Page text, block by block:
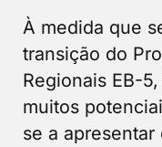
À medida que
transição do
Regionais EB-
muitos
se a